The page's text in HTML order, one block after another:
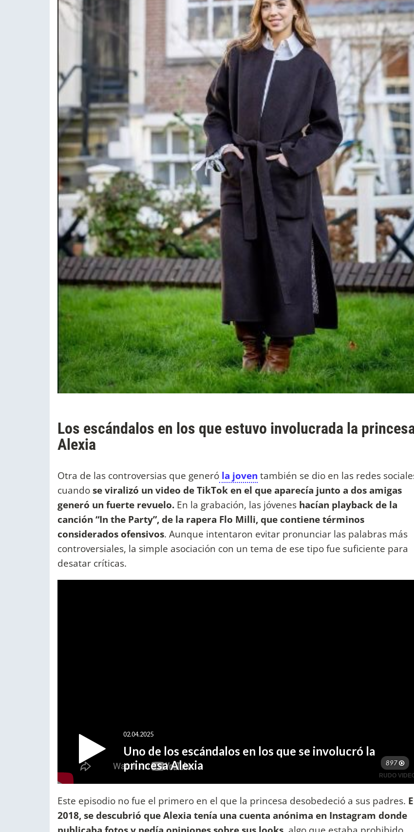
Los escándalos en los que estuvo involucrada la
Alexia
Otra de las controversias que generó la joven también se dio en las redes
cuandose viralizó un video de TikTok en el que aparecía junto a dos amigas
generó un fuerte revuelo. En la grabación, las jóvenes hacían playback de la
canción “In the Party”, de la rapera Flo Milli, que contiene términos
considerados ofensivos. Aunque intentaron evitar pronunciar las palabras más
controversiales, la simple asociación con un tema de ese tipo fue suficiente para
desatar críticas.
Este episodio no fue el primero en el que la princesa desobedeció a sus padres.
2018, se descubrió que Alexia tenía una cuenta anónima en Instagram donde